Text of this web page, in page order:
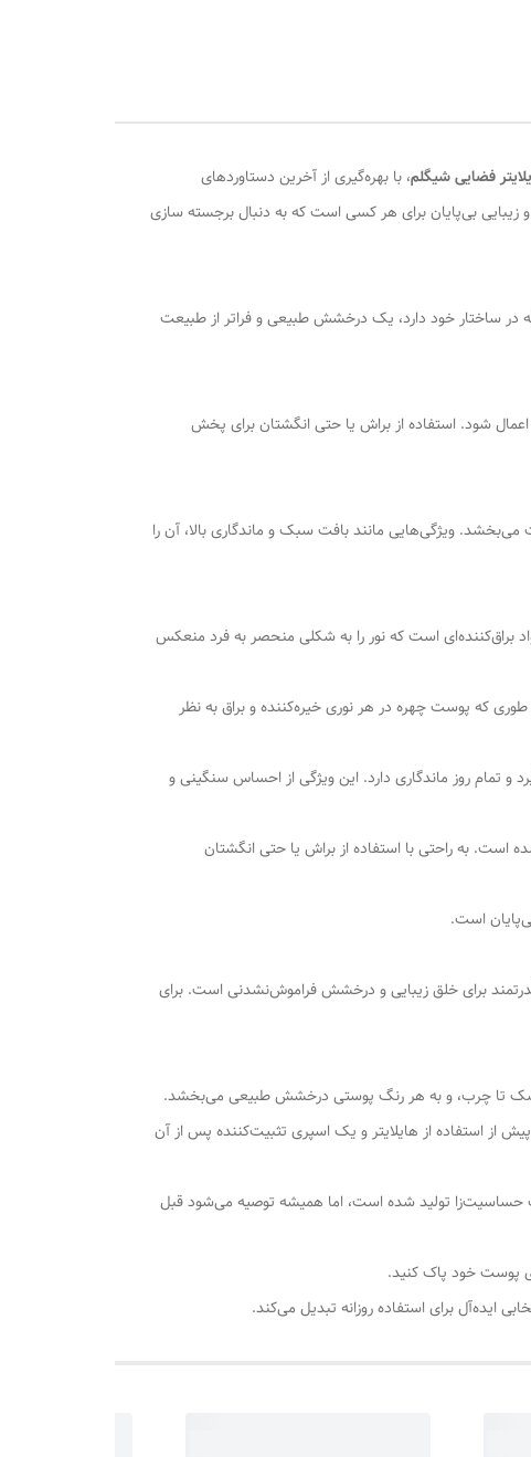
فضایی شیگلم، با بهره‌گیری از آخرین دستاوردهای
بی‌پایان برای هر کسی است که به دنبال برجسته سازی
در ساختار خود دارد، یک درخشش طبیعی و فراتر از طبیعت
اعمال شود. استفاده از براش یا حتی انگشتان برای پخش
ویژگی‌هایی مانند بافت سبک و ماندگاری بالا، آن را
براق‌کننده‌ای است که نور را به شکلی منحصر به فرد منعکس
که پوست چهره در هر نوری خیره‌کننده و براق به نظر
تمام روز ماندگاری دارد. این ویژگی از احساس سنگینی و
است. به راحتی با استفاده از براش یا حتی انگشتان
است.
برای خلق زیبایی و درخشش فراموش‌نشدنی است. برای
خشک تا چرب، و به هر رنگ پوستی درخشش طبیعی می‌بخشد.
از استفاده از هایلایتر و یک اسپری تثبیت‌کننده پس از آن
حساسیت‌زا تولید شده است، اما همیشه توصیه می‌شود قبل
پوست خود پاک کنید.
ایده‌آل برای استفاده روزانه تبدیل می‌کند.